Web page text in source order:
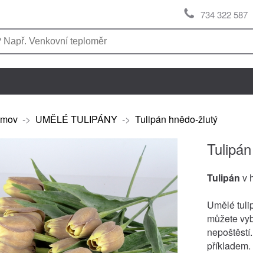
734 322 587
-> UMĚLÉ TULIPÁNY -> Tulipán hnědo-žlutý
Tulipán v
Umělé
můžete
příkladem.